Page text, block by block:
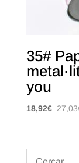
35#
you
18,92€ 27,03